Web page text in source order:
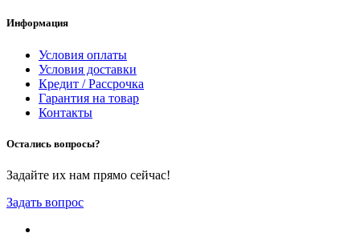
Информация
Условия оплаты
Условия доставки
Кредит / Рассрочка
Гарантия на товар
Контакты
Остались вопросы?
Задайте их нам прямо сейчас!
Задать вопрос